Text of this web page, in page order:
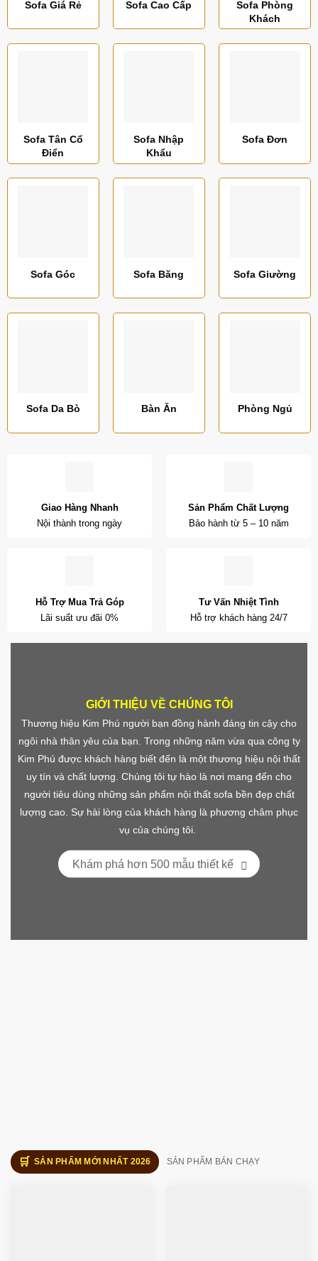
Sofa Giá Rẻ Sofa Cao Cấp
Sofa Phòng
Khách
Sofa Tân Cổ
Điển
Sofa Nhập
Khẩu
Sofa Đơn
Sofa Góc Sofa Băng Sofa Giường
Sofa Da Bò Bàn Ăn Phòng Ngủ
Giao Hàng Nhanh
Nội thành trong ngày
Hỗ Trợ Mua Trả Góp
Lãi suất ưu đãi 0%
Sản Phẩm Chất Lượng
Bảo hành từ 5 – 10 năm
Tư Vấn Nhiệt Tình
Hỗ trợ khách hàng 24/7
GIỚI THIỆU VỀ CHÚNG TÔI
Thương hiệu Kim Phú người bạn đồng hành đáng tin cậy cho
ngôi nhà thân yêu của bạn. Trong những năm vừa qua công ty
Kim Phú được khách hàng biết đến là một thương hiệu nội thất
uy tín và chất lượng. Chúng tôi tự hào là nơi mang đến cho
người tiêu dùng những sản phẩm nội thất sofa bền đẹp chất
lượng cao. Sự hài lòng của khách hàng là phương châm phục
vụ của chúng tôi.
Khám phá hơn 500 mẫu thiết kế
SẢN PHẨM MỚI NHẤT 2026 SẢN PHẨM BÁN CHẠY